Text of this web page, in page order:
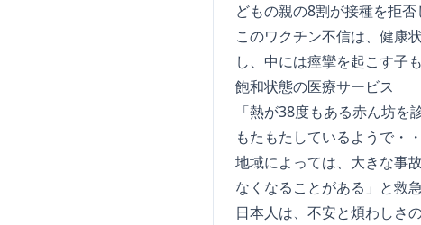
どもの親の8割が接種を拒否
このワクチン不信は、健康
し、中には痙攣を起こす子
飽和状態の医療サービス
「熱が38度もある赤ん坊
もたもたしているようで・
地域によっては、大きな事
なくなることがある」と救
日本人は、不安と煩わしさ